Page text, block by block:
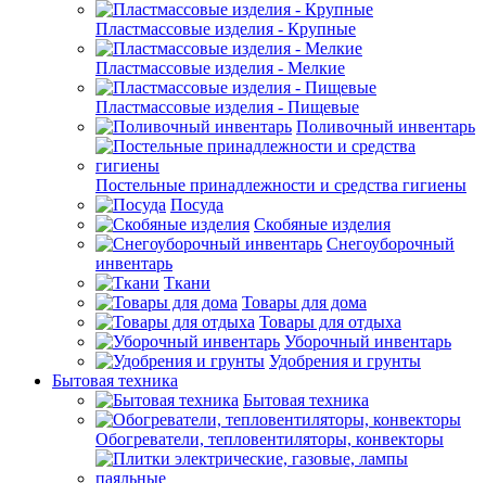
Пластмассовые изделия - Крупные
Пластмассовые изделия - Мелкие
Пластмассовые изделия - Пищевые
Поливочный инвентарь
Постельные принадлежности и средства гигиены
Посуда
Скобяные изделия
Снегоуборочный
инвентарь
Ткани
Товары для дома
Товары для отдыха
Уборочный инвентарь
Удобрения и грунты
Бытовая техника
Бытовая техника
Обогреватели, тепловентиляторы, конвекторы